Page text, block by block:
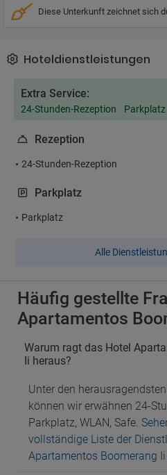
Diese Unterkunft zeichnet sich
Hoteldienstleistungen
Extra Service:
24-Stunden-Rezeption Parkplatz
Rezeption
24-Stunden-Rezeption
Parkplatz
Parkplatz
Alle
Häufig gestellte
Apartamentos
Warum ragt das Hotel
Ii heraus?
Unter den
können wir erwähnen 24-
Parkplatz, WLAN, Safe.
vollständige Liste der
Apartamentos Boomerang